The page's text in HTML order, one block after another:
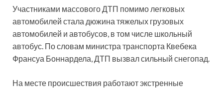
Участниками массового ДТП помимо легковых
автомобилей стала дюжина тяжелых грузовых
автомобилей и автобусов, в том числе школьный
автобус. По словам министра транспорта Квебека
Франсуа Боннардела, ДТП вызвал сильный снегопад.
На месте происшествия работают экстренные